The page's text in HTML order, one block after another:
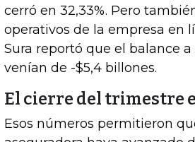
cerró en 32,33%. Pero
operativos de la empresa en
Sura reportó que el balance
venían de -$5,4 billones.
El cierre del trimestre
Esos números permitieron